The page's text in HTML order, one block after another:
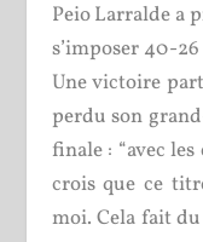
Peio Larralde a
s’imposer 40-
Une victoire
perdu son
finale : “avec
crois que ce
moi. Cela fait